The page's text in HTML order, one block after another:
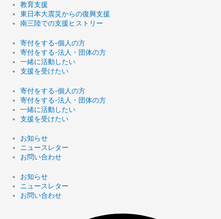
教育支援
東日本大震災からの復興支援
南三陸での支援ヒストリー
寄付をする-個人の方
寄付をする-法人・団体の方
一緒に活動したい
支援を受けたい
寄付をする-個人の方
寄付をする-法人・団体の方
一緒に活動したい
支援を受けたい
お知らせ
ニュースレター
お問い合わせ
お知らせ
ニュースレター
お問い合わせ